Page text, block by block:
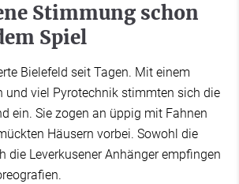
Stimmung schon
Spiel
Bielefeld seit Tagen. Mit einem
und viel Pyrotechnik stimmten sich die
ein. Sie zogen an üppig mit Fahnen
Häusern vorbei. Sowohl die
die Leverkusener Anhänger empfingen